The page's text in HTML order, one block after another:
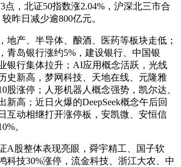
点，北证50指数涨2.04%，沪深北三市合
昨日减少逾800亿元。
地产、半导体、酿酒、医药等板块走低；
青岛银行涨约5%，建设银行、中国银
银行集体拉升；AI应用概念活跃，光线
史新高，梦网科技、天地在线、元隆雅
股涨停；人形机器人概念强势，凯尔达、
新高；近日火爆的DeepSeek概念午后回
互动相继打开涨停板，安凯微、安恒信
。
A股整体表现亮眼，舜宇精工、国子软
科技30%涨停，流金科技、浙江大农、中